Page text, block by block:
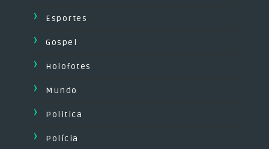
Esportes
Gospel
Holofotes
Mundo
Politica
Polícia